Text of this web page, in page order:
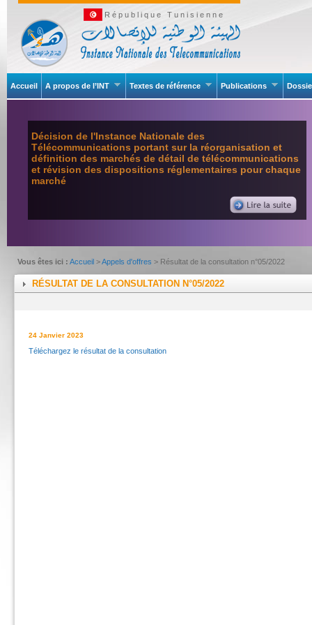
République Tunisienne
Accueil A propos de l’INT Textes de référence Publications
Décision de l'Instance Nationale des
Télécommunications portant sur la réorganisation et
définition des marchés de détail de télécommunications
et révision des dispositions réglementaires pour chaque
marché
Vous êtes ici : Accueil >Appels d'offres > Résultat de la consultation n°05/2022
RÉSULTAT DE LA CONSULTATION N°05/2022
24 Janvier 2023
Téléchargez le résultat de la consultation